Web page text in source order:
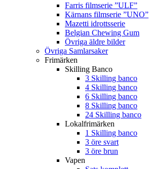
Farris filmserie ”ULF”
Kärnans filmserie ”UNO”
Mazetti idrottsserie
Belgian Chewing Gum
Övriga äldre bilder
Övriga Samlarsaker
Frimärken
Skilling Banco
3 Skilling banco
4 Skilling banco
6 Skilling banco
8 Skilling banco
24 Skilling banco
Lokalfrimärken
1 Skilling banco
3 öre svart
3 öre brun
Vapen